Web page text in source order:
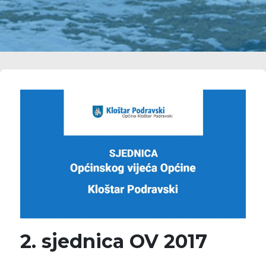
2. sjednica OV 2017